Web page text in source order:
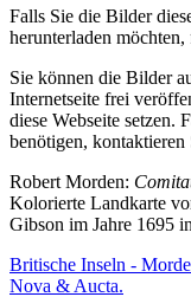
Falls Sie die Bilder
herunterladen
Sie können die Bilder
Internetseite frei
diese Webseite setzen.
benötigen, kontaktieren
Robert Morden:
Kolorierte Landkarte
Gibson im Jahre 1695
Britische Inseln -
Nova & Aucta.